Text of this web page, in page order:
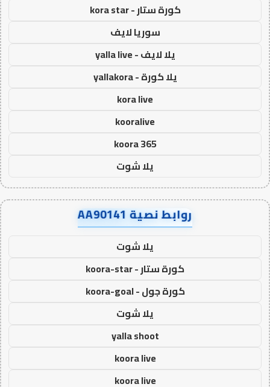
كورة ستار - kora star
سوريا لايف
يلا لايف - yalla live
يلا كورة - yallakora
kora live
kooralive
koora 365
يلا شوت
روابط نصية AA90141
يلا شوت
كورة ستار - koora-star
كورة جول - koora-goal
يلا شوت
yalla shoot
koora live
koora live